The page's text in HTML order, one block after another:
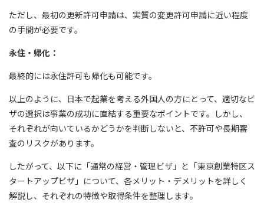
ただし、最初の更新許可申請は、実質の変更許可申請に近い程度
の手間が必要です。
永住・帰化：
最終的には永住許可も帰化も可能です。
以上のように、日本で起業を考える外国人の方にとって、適切なビ
ザの選択は事業の成功に直結する重要なポイントです。しかし、
それぞれが向いているかどうかを判断しないと、不許可や長期審
査のリスクがあります。
したがって、以下に「通常の経営・管理ビザ」と「東京創業特区ス
タートアップビザ」について、各メリット・デメリットを詳しく
解説し、それぞれの特徴や取得条件を整理します。